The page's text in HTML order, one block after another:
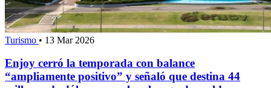
Turismo • 13 Mar 2026
Enjoy cerró la temporada con balance
“ampliamente positivo” y señaló que destina 44